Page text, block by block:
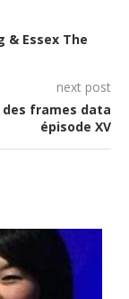
& Essex The
next post
des frames data
épisode XV